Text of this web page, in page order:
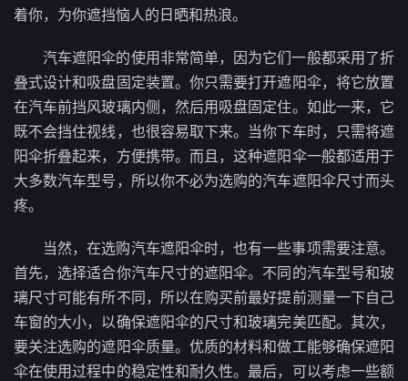
着你，为你遮挡恼人的日晒和热浪。
汽车遮阳伞的使用非常简单，因为它们一般都采用了折
叠式设计和吸盘固定装置。你只需要打开遮阳伞，将它放置
在汽车前挡风玻璃内侧，然后用吸盘固定住。如此一来，它
既不会挡住视线，也很容易取下来。当你下车时，只需将遮
阳伞折叠起来，方便携带。而且，这种遮阳伞一般都适用于
大多数汽车型号，所以你不必为选购的汽车遮阳伞尺寸而头
疼。
当然，在选购汽车遮阳伞时，也有一些事项需要注意。
首先，选择适合你汽车尺寸的遮阳伞。不同的汽车型号和玻
璃尺寸可能有所不同，所以在购买前最好提前测量一下自己
车窗的大小，以确保遮阳伞的尺寸和玻璃完美匹配。其次，
要关注选购的遮阳伞质量。优质的材料和做工能够确保遮阳
伞在使用过程中的稳定性和耐久性。最后，可以考虑一些额